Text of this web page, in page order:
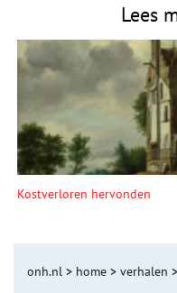
Lees
Kostverloren hervonden
onh.nl > home > verhalen >